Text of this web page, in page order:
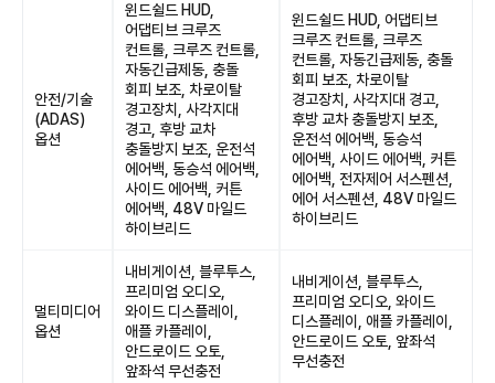
안전/기술
(ADAS)
옵션
윈드쉴드 HUD,
어댑티브 크루즈
컨트롤, 크루즈 컨트롤,
자동긴급제동, 충돌
회피 보조, 차로이탈
경고장치, 사각지대
경고, 후방 교차
충돌방지 보조, 운전석
에어백, 동승석 에어백,
사이드 에어백, 커튼
에어백, 48V 마일드
하이브리드
윈드쉴드 HUD, 어댑티브
크루즈 컨트롤, 크루즈
컨트롤, 자동긴급제동, 충돌
회피 보조, 차로이탈
경고장치, 사각지대 경고,
후방 교차 충돌방지 보조,
운전석 에어백, 동승석
에어백, 사이드 에어백, 커튼
에어백, 전자제어 서스펜션,
에어 서스펜션, 48V 마일드
하이브리드
멀티미디어
옵션
내비게이션, 블루투스,
프리미엄 오디오,
와이드 디스플레이,
애플 카플레이,
안드로이드 오토,
앞좌석 무선충전
내비게이션, 블루투스,
프리미엄 오디오, 와이드
디스플레이, 애플 카플레이,
안드로이드 오토, 앞좌석
무선충전